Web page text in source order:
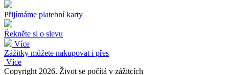
Přijímáme platební karty
Řekněte si o slevu
Více
Zážitky můžete nakupovat i přes
Více
Copyright 2026. Život se počítá v zážitcích